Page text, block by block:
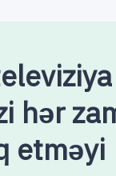
hər
etməyi